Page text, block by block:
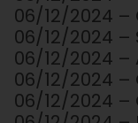
06/12/2024
06/12/2024 –
06/12/2024 –
06/12/2024 –
06/12/2024